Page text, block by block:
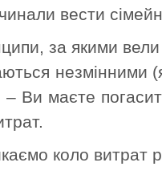
вести
за якими
– Ви маєте
коло витрат